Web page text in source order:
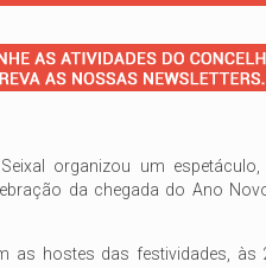
organizou um
da chegada do Ano
as hostes das festividades, às